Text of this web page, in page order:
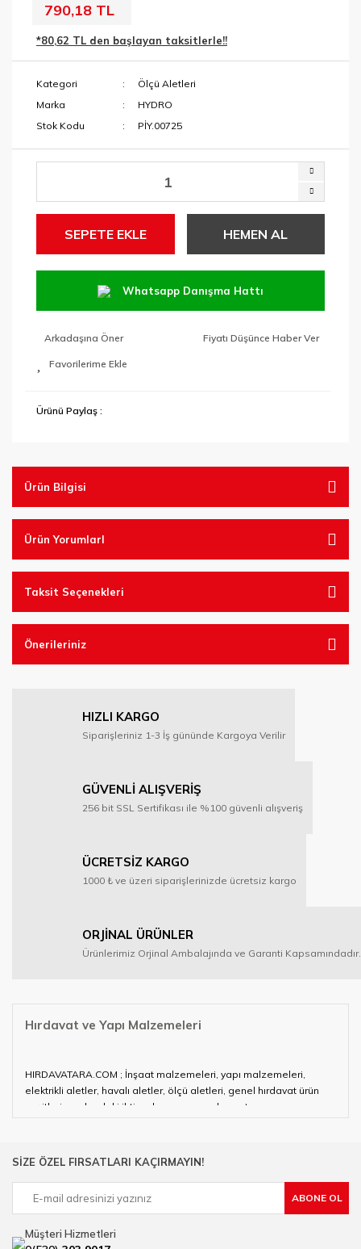
790,18 TL
*80,62 TL den başlayan taksitlerle!!
Kategori
Ölçü Aletleri
Marka
HYDRO
Stok Kodu
PİY.00725
SEPETE EKLE HEMEN AL
Whatsapp Danışma Hattı
Arkadaşına Öner Fiyatı Düşünce Haber Ver
Ürünü Paylaş :
Ürün Bilgisi
Ürün YorumlarI
Taksit Seçenekleri
Önerileriniz
HIZLI KARGO
Siparişleriniz 1-3 İş gününde Kargoya Verilir
GÜVENLİ ALIŞVERİŞ
256 bit SSL Sertifikası ile %100 güvenli alışveriş
ÜCRETSİZ KARGO
1000 ₺ ve üzeri siparişlerinizde ücretsiz kargo
ORJİNAL ÜRÜNLER
Ürünlerimiz Orjinal Ambalajında ve Garanti Kapsamındadır.
Hırdavat ve Yapı Malzemeleri
HIRDAVATARA.COM ; İnşaat malzemeleri, yapı malzemeleri,
elektrikli aletler, havalı aletler, ölçü aletleri, genel hırdavat ürün
çeşitleri ve alandaki ihtiyaçlarınızın neredeyse tamamını
çalışan HIRDAVATARA.COM geniş ürün yelpazesi ile siz değerli
Ülkemizde özellikle gelişen sanayi, inşaat ve fabrikalaşma
çözümü üreten bir çok firmadan biri olan HIRDAVATARA.COM
SİZE ÖZEL FIRSATLARI KAÇIRMAYIN!
ABONE OL
Müşteri Hizmetleri